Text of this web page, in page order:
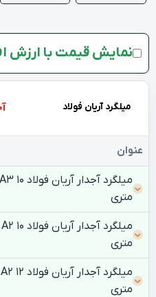
نمایش قیمت با ارزش
میلگرد آریان فولاد
عنوان
متری
متری
متری